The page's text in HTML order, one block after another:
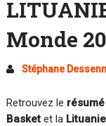
Monde
Stéphane
Retrouvez le
Basketet la Lituanie